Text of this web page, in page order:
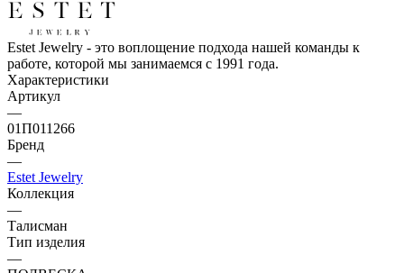
Estet Jewelry - это воплощение подхода нашей команды к
работе, которой мы занимаемся с 1991 года.
Характеристики
Артикул
—
01П011266
Бренд
—
Estet Jewelry
Коллекция
—
Талисман
Тип изделия
—